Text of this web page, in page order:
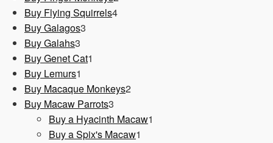
Buy Flying Squirrels44
Buy Galagos3
Buy Galahs3
Produkte
Buy Genet Cat1
Buy Lemurs1
Produkt
Buy Macaque Monkeys22
Buy Macaw Parrots3
Produkte
Buy a Hyacinth Macaw1
Buy a Spix's Macaw1